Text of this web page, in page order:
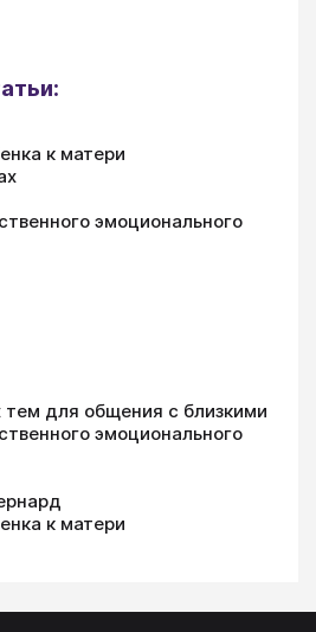
к матери
эмоционального
тем для общения с близкими
эмоционального
к матери